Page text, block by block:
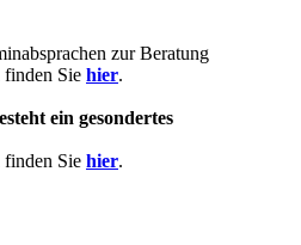
zur Beratung
finden Sie hier.
ein gesondertes
finden Sie hier.